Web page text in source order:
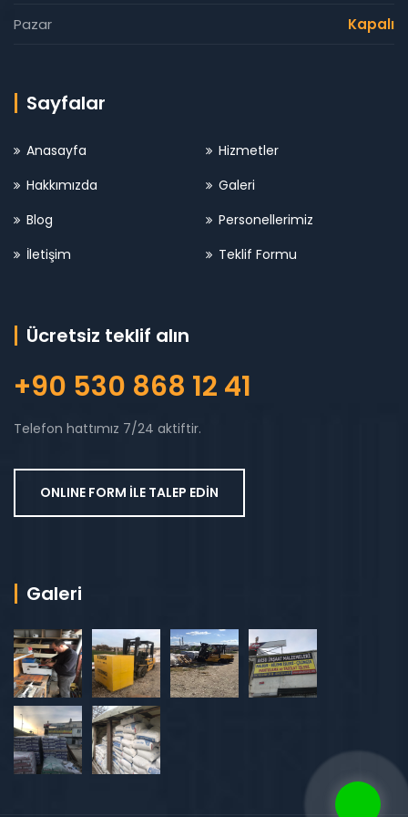
Pazar Kapalı
Sayfalar
Anasayfa
Hizmetler
Hakkımızda
Galeri
Blog
Personellerimiz
İletişim
Teklif Formu
Ücretsiz teklif alın
+90 530 868 12 41
Telefon hattımız 7/24 aktiftir.
ONLINE FORM İLE TALEP EDİN
Galeri